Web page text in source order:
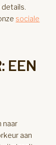
sociale
EEN
naar
aan